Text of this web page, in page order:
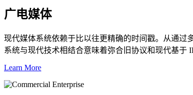
广电媒体
现代媒体系统依赖于比以往更精确的时间戳。从通过
系统与现代技术相结合意味着弥合旧协议和现代基于
Learn More